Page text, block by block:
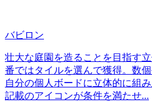
バビロン
壮大な庭園を造ることを目指す
番ではタイルを選んで獲得。数
自分の個人ボードに立体的に組
記載のアイコンが条件を満たせ...